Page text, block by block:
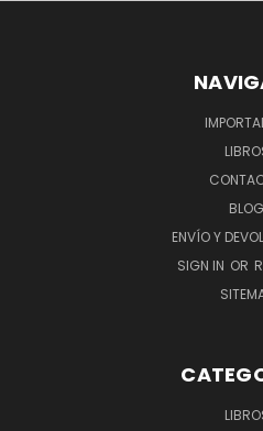
BLOG
ENVÍO Y
SIGN IN OR